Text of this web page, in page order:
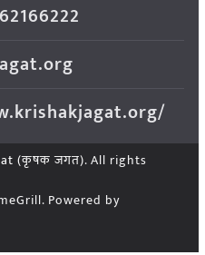
(कृषक जगत). All rights
Powered by